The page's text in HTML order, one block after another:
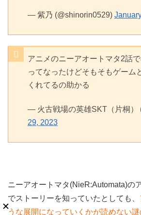
— 紫乃 (@shinorin0529)
アニメのニーアオートマタ2話
ってなったけどそもそもゲーム
くれてるの助かる
— 火古戦場の英雄SKT（片桐）
29, 2023
ニーアオートマタ(NieR:Automata)の
でストーリーを知っていたとしても、
うな展開になっていくかが読めない謎